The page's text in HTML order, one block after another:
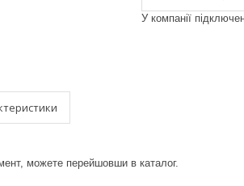
У компанії
можете перейшовши в каталог.